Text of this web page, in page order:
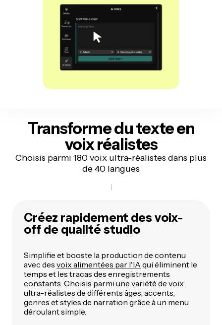
Transforme du texte en
voix réalistes
Choisis parmi 180 voix ultra-réalistes dans plus
de 40 langues
Créez rapidement des voix-
off de qualité studio
Simplifie et booste la production de contenu
avec des voix alimentées par l'IAqui éliminent le
temps et les tracas des enregistrements
constants. Choisis parmi une variété de voix
ultra-réalistes de différents âges, accents,
genres et styles de narration grâce à un menu
déroulant simple.